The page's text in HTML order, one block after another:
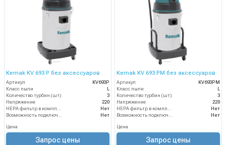
Kemak KV 693 P без аксессуаров
Артикул
KV693P
Класс пыли
L
Количество турбин (шт)
3
Напряжение
220
HEPA фильтр в комплекте
Нет
Возможность подключения электрощетки
Нет
Цена
Запрос цены
Kemak KV 693 PM без аксессуаров
Артикул
KV693PM
Класс пыли
L
Количество турбин (шт)
3
Напряжение
220
HEPA фильтр в комплекте
Нет
Возможность подключения электрощетки
Нет
Цена
Запрос цены